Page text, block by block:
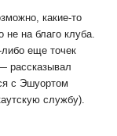
какие-то
на благо клуба.
еще точек
рассказывал
с Эшуортом
службу).